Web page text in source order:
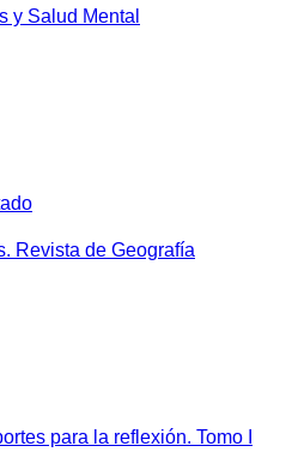
y Salud Mental
Revista de Geografía
para la reflexión. Tomo I